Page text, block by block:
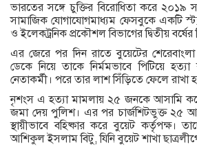
ভারতের সঙ্গে চুক্তির বিরোধিতা করে ২০১৯
সামাজিক যোগাযোগমাধ্যম ফেসবুকে একটি
ও ইলেকট্রনিক প্রকৌশল বিভাগের দ্বিতীয় বর্ষের
এর জেরে পর দিন রাতে বুয়েটের
ডেকে নিয়ে তাকে নির্মমভাবে পিটিয়ে
নেতাকর্মী। পরে তার লাশ সিঁড়িতে ফেলে রাখা
নৃশংস এ হত্যা মামলায় ২৫ জনকে আসামি
জমা দেয় পুলিশ। এর পর চার্জশিটভুক্ত ২৫
স্থায়ীভাবে বহিষ্কার করে বুয়েট কর্তৃপক্ষ।
আশিকুল ইসলাম বিটু, যিনি বুয়েট শাখা